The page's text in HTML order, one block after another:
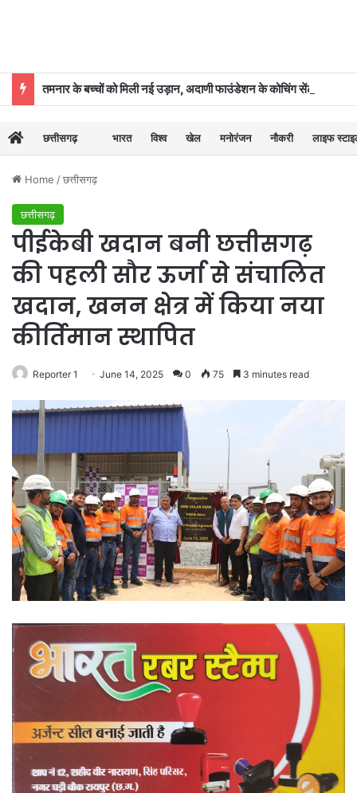
छत्तीसगढ़ भारत विश्व खेल मनोरंजन नौकरी लाइफ
Home /छत्तीसगढ़
छत्तीसगढ़
पीईकेबी खदान बनी छत्तीसगढ़
की पहली सौर ऊर्जा से संचालित
खदान, खनन क्षेत्र में किया नया
कीर्तिमान स्थापित
Reporter 1 June 14, 2025 0 75 3 minutes read